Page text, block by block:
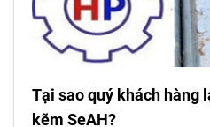
Tại sao quý khách hàng
kẽm SeAH?